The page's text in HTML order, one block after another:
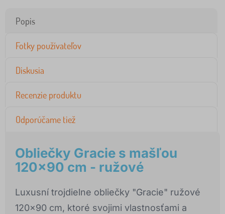
Popis
Fotky používateľov
Diskusia
Recenzie produktu
Odporúčame tiež
Obliečky Gracie s mašľou
120x90 cm - ružové
Luxusní trojdielne obliečky "Gracie" ružové
120x90 cm, ktoré svojimi vlastnosťami a